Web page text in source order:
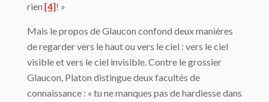
rien [4]! »
Mais le propos de Glaucon confond deux manières
de regarder vers le haut ou vers le ciel : vers le ciel
visible et vers le ciel invisible. Contre le grossier
Glaucon, Platon dis­tingue deux facultés de
connaissance : « tu ne manques pas de hardiesse dans